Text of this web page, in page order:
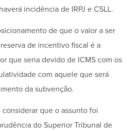
incidência de IRPJ e CSLL.
de que o valor a ser
de incentivo fiscal é a
que seria devido de ICMS com os
com aquele que será
da subvenção.
que o assunto foi
do Superior Tribunal de